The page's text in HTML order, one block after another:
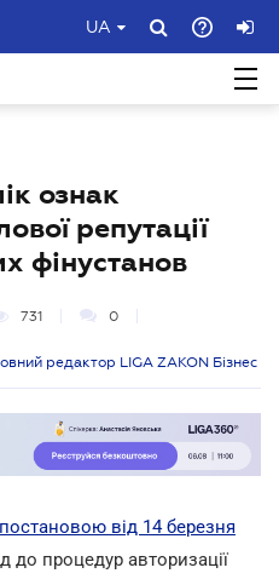
UA
ознак
репутації
фінустанов
731 0
редактор LIGA ZAKON Бізнес
постановою від 14 березня
до процедур авторизації